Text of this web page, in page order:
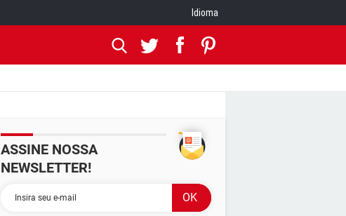
Idioma
ASSINE NOSSA
NEWSLETTER!